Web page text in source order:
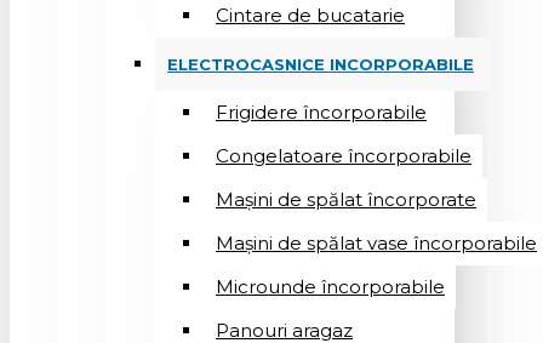
Cintare de bucatarie
ELECTROCASNICE INCORPORABILE
Frigidere încorporabile
Congelatoare încorporabile
Mașini de spălat încorporate
Mașini de spălat vase încorporabile
Microunde încorporabile
Panouri aragaz